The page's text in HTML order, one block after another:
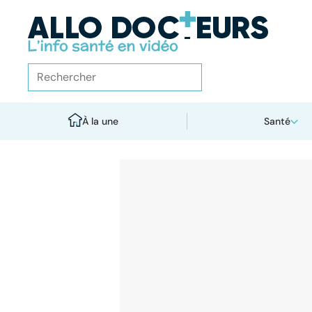
À la une Santé